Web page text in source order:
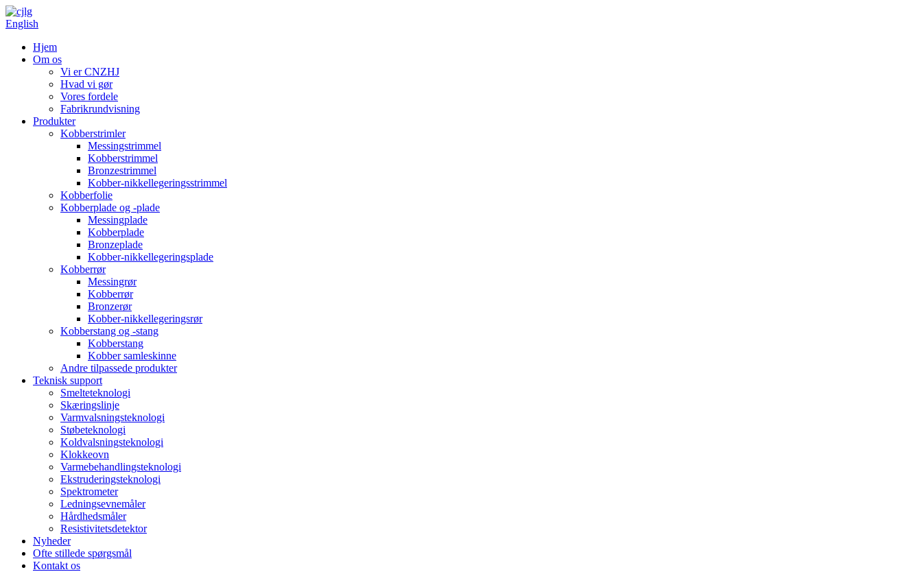
English
Hjem
Om os
Vi er CNZHJ
Hvad vi gør
Vores fordele
Fabrikrundvisning
Produkter
Kobberstrimler
Messingstrimmel
Kobberstrimmel
Bronzestrimmel
Kobber-nikkellegeringsstrimmel
Kobberfolie
Kobberplade og -plade
Messingplade
Kobberplade
Bronzeplade
Kobber-nikkellegeringsplade
Kobberrør
Messingrør
Kobberrør
Bronzerør
Kobber-nikkellegeringsrør
Kobberstang og -stang
Kobberstang
Kobber samleskinne
Andre tilpassede produkter
Teknisk support
Smelteteknologi
Skæringslinje
Varmvalsningsteknologi
Støbeteknologi
Koldvalsningsteknologi
Klokkeovn
Varmebehandlingsteknologi
Ekstruderingsteknologi
Spektrometer
Ledningsevnemåler
Hårdhedsmåler
Resistivitetsdetektor
Nyheder
Ofte stillede spørgsmål
Kontakt os